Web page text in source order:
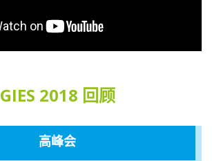
GIES 2018 回顾
高峰会